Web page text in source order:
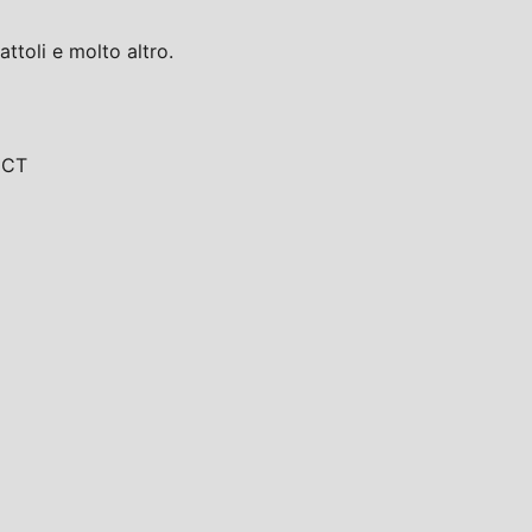
e molto altro.